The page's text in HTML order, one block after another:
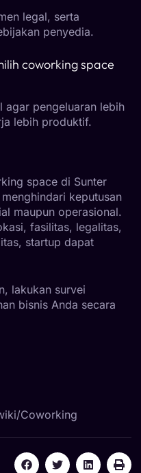
legal, serta
penyedia.
coworking space
agar pengeluaran lebih
lebih produktif.
space di Sunter
keputusan
maupun operasional.
fasilitas, legalitas,
startup dapat
lakukan survei
bisnis Anda secara
Coworking